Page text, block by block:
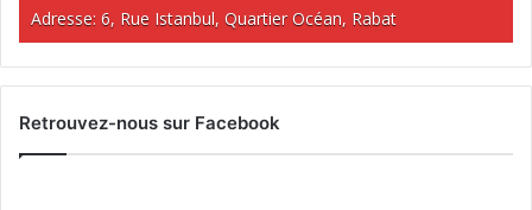
Adresse: 6, Rue Istanbul, Quartier Océan, Rabat
Retrouvez-nous sur Facebook